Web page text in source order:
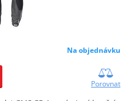
Na objednávku
Porovnat